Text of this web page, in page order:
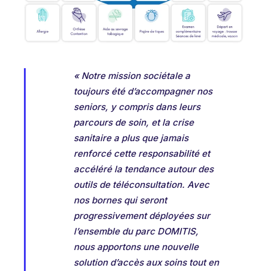
« Notre mission sociétale a
toujours été d’accompagner nos
seniors, y compris dans leurs
parcours de soin, et la crise
sanitaire a plus que jamais
renforcé cette responsabilité et
accéléré la tendance autour des
outils de téléconsultation. Avec
nos bornes qui seront
progressivement déployées sur
l’ensemble du parc DOMITIS,
nous apportons une nouvelle
solution d’accès aux soins tout en